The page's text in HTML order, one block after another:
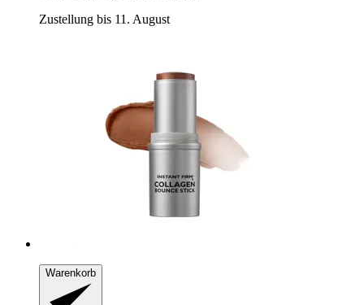
Zustellung bis 11. August
Warenkorb